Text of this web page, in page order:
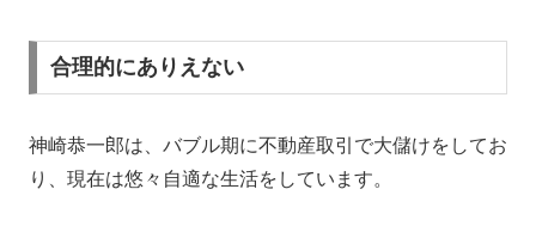
合理的にありえない
神崎恭一郎は、バブル期に不動産取引で大儲けをしてお
り、現在は悠々自適な生活をしています。